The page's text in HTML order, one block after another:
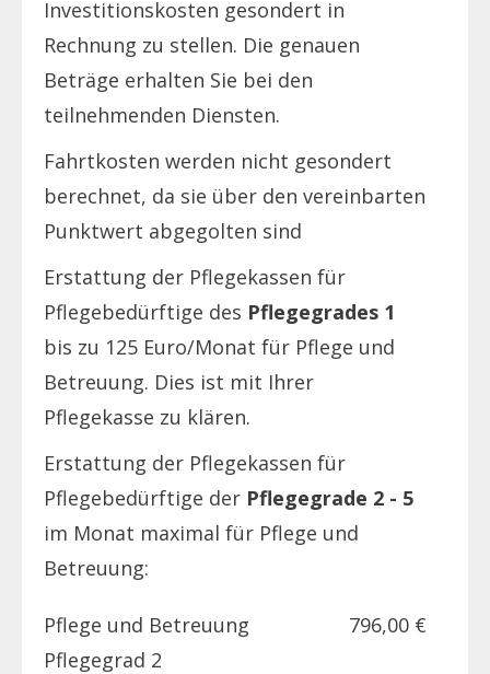
Investitionskosten gesondert in
Rechnung zu stellen. Die genauen
Beträge erhalten Sie bei den
teilnehmenden Diensten.
Fahrtkosten werden nicht gesondert
berechnet, da sie über den vereinbarten
Punktwert abgegolten sind
Erstattung der Pflegekassen für
Pflegebedürftige des Pflegegrades 1
bis zu 125 Euro/Monat für Pflege und
Betreuung. Dies ist mit Ihrer
Pflegekasse zu klären.
Erstattung der Pflegekassen für
Pflegebedürftige der Pflegegrade 2 - 5
im Monat maximal für Pflege und
Betreuung:
Pflege und Betreuung
Pflegegrad 2
796,00 €